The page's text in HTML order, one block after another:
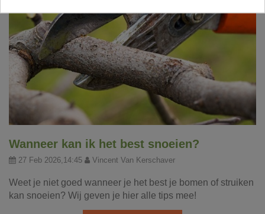
Wanneer kan ik het best snoeien?
27 Feb 2026,14:45 Vincent Van Kerschaver
Weet je niet goed wanneer je het best je bomen of struiken
kan snoeien? Wij geven je hier alle tips mee!